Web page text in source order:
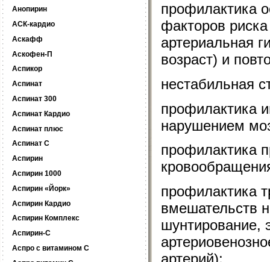
Анопирин
АСК-кардио
Аскафф
Аскофен-П
Аспикор
Аспинат
Аспинат 300
Аспинат Кардио
Аспинат плюс
Аспинат С
Аспирин
Аспирин 1000
Аспирин «Йорк»
Аспирин Кардио
Аспирин Комплекс
Аспирин-C
Аспро c витамином C
профилактика
факторов
артериальная
возраст) и
нестабильная
профилактика
нарушением
профилактика
профилактика
вмешательств
шунтирование,
артерий);